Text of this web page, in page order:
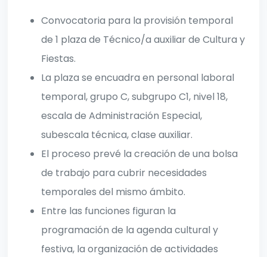
Convocatoria para la provisión temporal
de 1 plaza de Técnico/a auxiliar de Cultura y
Fiestas.
La plaza se encuadra en personal laboral
temporal, grupo C, subgrupo C1, nivel 18,
escala de Administración Especial,
subescala técnica, clase auxiliar.
El proceso prevé la creación de una bolsa
de trabajo para cubrir necesidades
temporales del mismo ámbito.
Entre las funciones figuran la
programación de la agenda cultural y
festiva, la organización de actividades